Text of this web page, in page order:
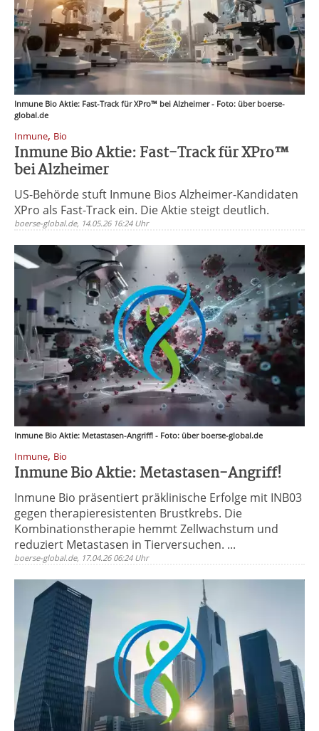
Inmune Bio Aktie: Fast-Track für XPro™ bei Alzheimer - Foto: über boerse-
global.de
Inmune, Bio
Inmune Bio Aktie: Fast-Track für XPro™
bei Alzheimer
US-Behörde stuft Inmune Bios Alzheimer-Kandidaten
XPro als Fast-Track ein. Die Aktie steigt deutlich.
boerse-global.de, 14.05.26 16:24 Uhr
Inmune Bio Aktie: Metastasen-Angriff! - Foto: über boerse-global.de
Inmune, Bio
Inmune Bio Aktie: Metastasen-Angriff!
Inmune Bio präsentiert präklinische Erfolge mit INB03
gegen therapieresistenten Brustkrebs. Die
Kombinationstherapie hemmt Zellwachstum und
reduziert Metastasen in Tierversuchen. ...
boerse-global.de, 17.04.26 06:24 Uhr